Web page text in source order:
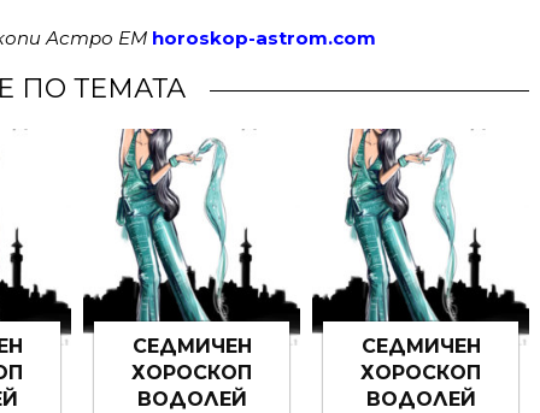
Астро ЕМ horoskop-astrom.com
ПО ТЕМАТА
СЕДМИЧЕН
ХОРОСКОП
ВОДОЛЕЙ
СЕДМИЧЕН
ХОРОСКОП
ВОДОЛЕЙ